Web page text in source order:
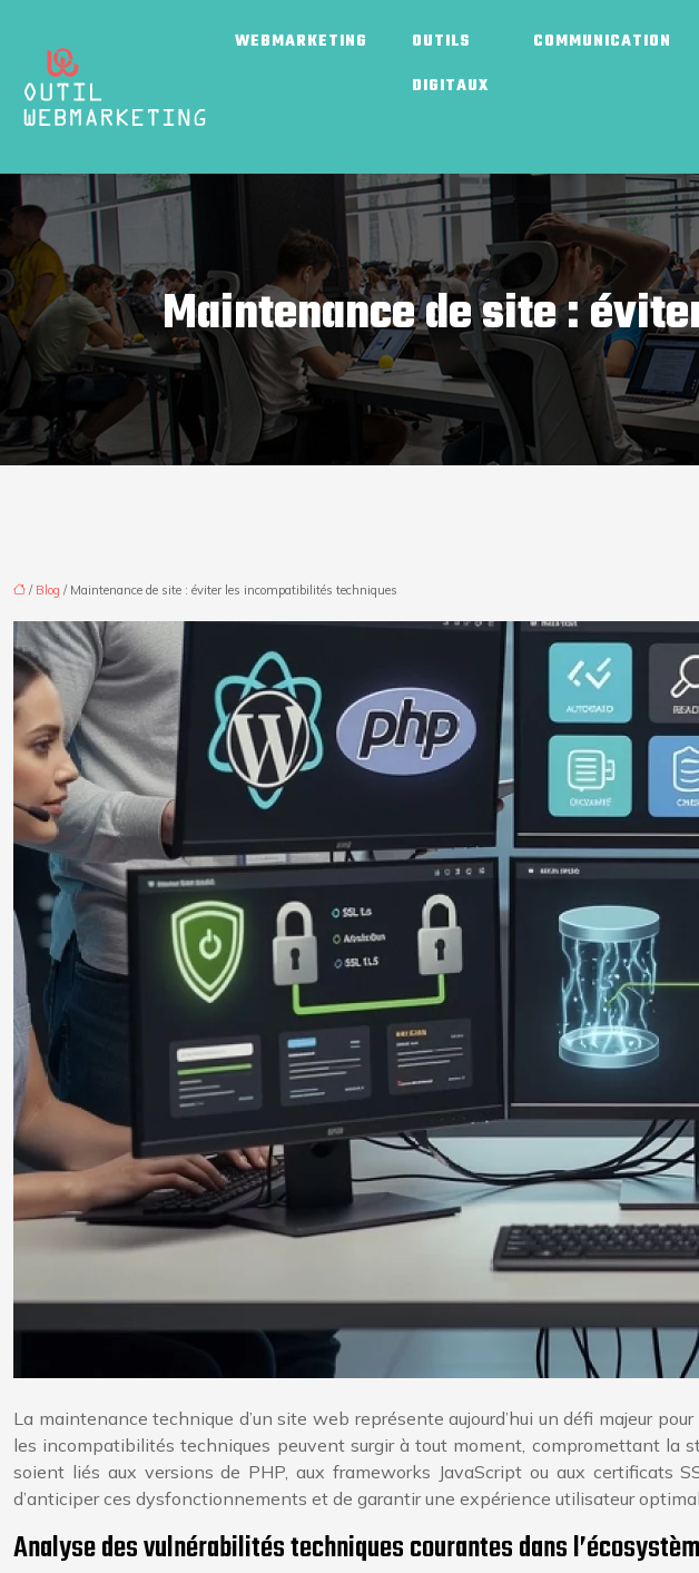
WEBMARKETING
OUTILS
DIGITAUX
COMMUNICATION
Maintenance de site :
/ Blog / Maintenance de site : éviter les incompatibilités techniques
La maintenance technique d’un site web représente aujourd’hui un défi majeur
les incompatibilités techniques peuvent surgir à tout moment, compromettant la
soient liés aux versions de PHP, aux frameworks JavaScript ou aux certificats
d’anticiper ces dysfonctionnements et de garantir une expérience utilisateur
Analyse des vulnérabilités techniques courantes dans